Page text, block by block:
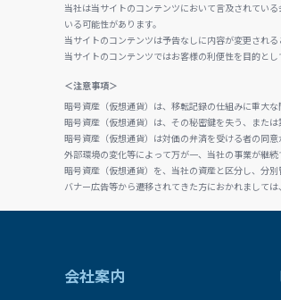
当社は当サイトのコンテンツにおいて言及されてい
いる可能性があります。
当サイトのコンテンツは予告なしに内容が変更され
当サイトのコンテンツではお客様の利便性を目的と
＜注意事項＞
暗号資産（仮想通貨）は、移転記録の仕組みに重大
暗号資産（仮想通貨）は、その秘密鍵を失う、また
暗号資産（仮想通貨）は対価の弁済を受ける者の同
外部環境の変化等によって万が一、当社の事業が継
暗号資産（仮想通貨）を、当社の資産と区分し、分別
バナー広告等から遷移されてきた方におかれまして
会社案内